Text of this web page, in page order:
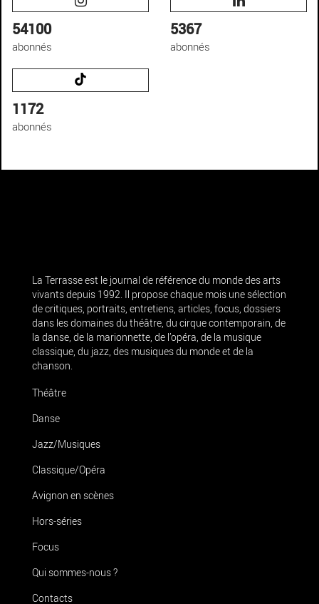
54100
abonnés
5367
abonnés
1172
abonnés
La Terrasse est le journal de référence du monde des arts
vivants depuis 1992. Il propose chaque mois une sélection
de critiques, portraits, entretiens, articles, focus, dossiers
dans les domaines du théâtre, du cirque contemporain, de
la danse, de la marionnette, de l’opéra, de la musique
classique, du jazz, des musiques du monde et de la
chanson.
Théâtre
Danse
Jazz/Musiques
Classique/Opéra
Avignon en scènes
Hors-séries
Focus
Qui sommes-nous ?
Contacts